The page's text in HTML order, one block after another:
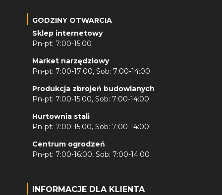
GODZINY OTWARCIA
Sklep internetowy
Pn-pt: 7:00-15:00
Market narzędziowy
Pn-pt: 7:00-17:00, Sob: 7:00-14:00
Produkcja zbrojeń budowlanych
Pn-pt: 7:00-15:00, Sob: 7:00-14:00
Hurtownia stali
Pn-pt: 7:00-15:00, Sob: 7:00-14:00
Centrum ogrodzeń
Pn-pt: 7:00-16:00, Sob: 7:00-14:00
INFORMACJE DLA KLIENTA